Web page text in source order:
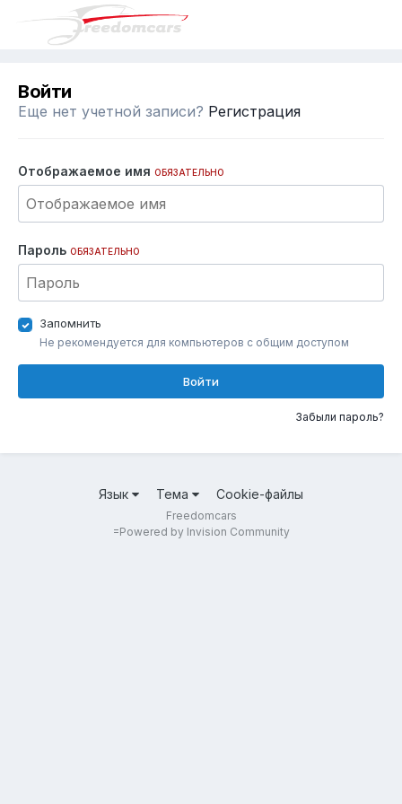
Войти
Еще нет учетной записи? Регистрация
Отображаемое имя ОБЯЗАТЕЛЬНО
Пароль ОБЯЗАТЕЛЬНО
Запомнить
Не рекомендуется для компьютеров с общим доступом
Войти
Забыли пароль?
Язык Тема Cookie-файлы
Freedomcars
=Powered by Invision Community